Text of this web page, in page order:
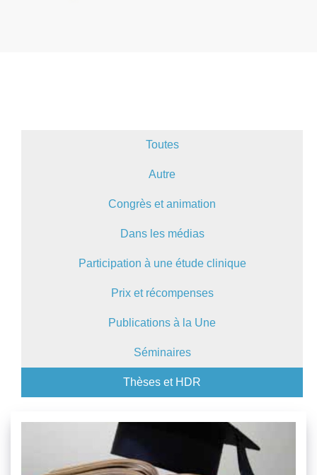
Toutes
Autre
Congrès et animation
Dans les médias
Participation à une étude clinique
Prix et récompenses
Publications à la Une
Séminaires
Thèses et HDR